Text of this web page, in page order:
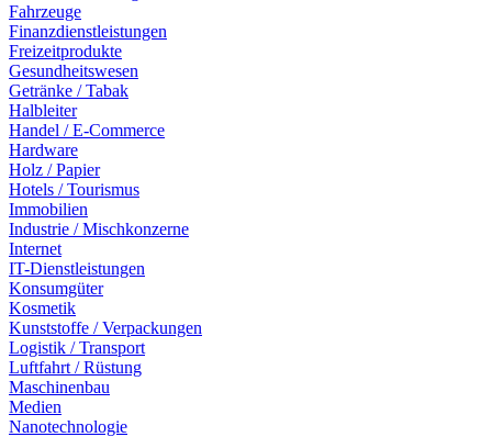
Fahrzeuge
Finanzdienstleistungen
Freizeitprodukte
Gesundheitswesen
Getränke / Tabak
Halbleiter
Handel / E-Commerce
Hardware
Holz / Papier
Hotels / Tourismus
Immobilien
Industrie / Mischkonzerne
Internet
IT-Dienstleistungen
Konsumgüter
Kosmetik
Kunststoffe / Verpackungen
Logistik / Transport
Luftfahrt / Rüstung
Maschinenbau
Medien
Nanotechnologie